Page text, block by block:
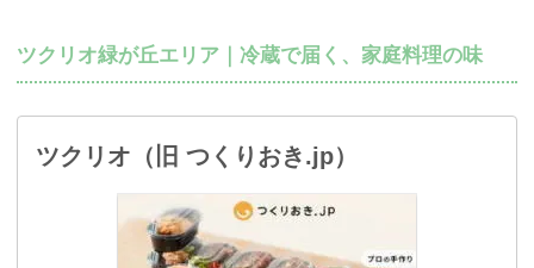
ツクリオ緑が丘エリア｜冷蔵で届く、家庭料理の味
ツクリオ（旧 つくりおき.jp）